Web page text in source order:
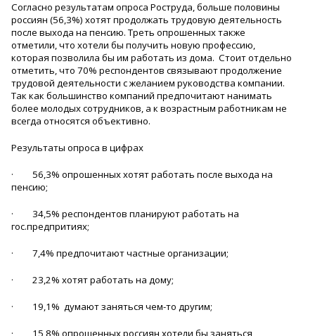
Согласно результатам опроса Роструда, больше половины
россиян (56,3%) хотят продолжать трудовую деятельность
после выхода на пенсию. Треть опрошенных также
отметили, что хотели бы получить новую профессию,
которая позволила бы им работать из дома. Стоит отдельно
отметить, что 70% респондентов связывают продолжение
трудовой деятельности с желанием руководства компании.
Так как большинство компаний предпочитают нанимать
более молодых сотрудников, а к возрастным работникам не
всегда относятся объективно.
Результаты опроса в цифрах
·
56,3% опрошенных хотят работать после выхода на
пенсию;
·
34,5% респондентов планируют работать на
гос.предпритиях;
· 7,4% предпочитают частные организации;
· 23,2% хотят работать на дому;
· 19,1% думают заняться чем-то другим;
· 15,8% опрощенных россиян хотели бы заняться